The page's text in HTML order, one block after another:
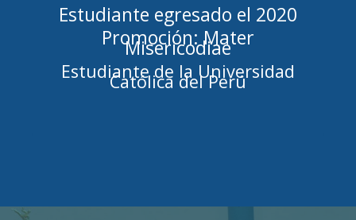
Estudiante egresado el 2020
Promoción: Mater
Misericodiae
Estudiante de la Universidad
Católica del Perú